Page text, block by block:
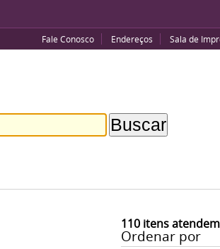
Fale Conosco Endereços Sala de
110itens
Ordenar por